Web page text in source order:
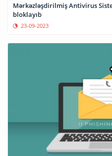
Mərkəzləşdirilmiş Antivirus
bloklayıb
23-09-2023